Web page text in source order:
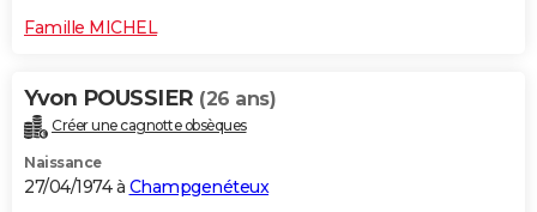
Famille MICHEL
Yvon POUSSIER (26 ans)
Créer une cagnotte obsèques
Naissance
27/04/1974 à Champgenéteux